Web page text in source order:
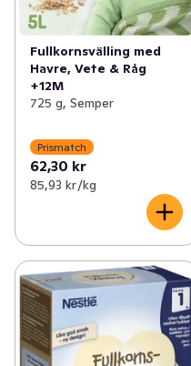
Fullkornsvälling med
Havre, Vete & Råg
+12M
725 g, Semper
Prismatch
62,30 kr
85,93 kr /kg